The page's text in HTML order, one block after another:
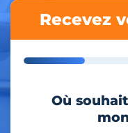
Recevez
Où